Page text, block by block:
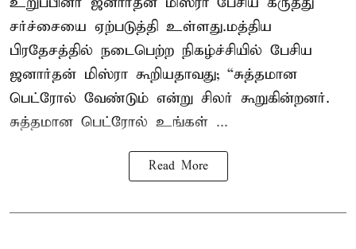
சர்ச்சையை ஏற்படுத்தி உள்ளது.மத்திய
பிரதேசத்தில் நடைபெற்ற நிகழ்ச்சியில் பேசிய
ஜனார்தன் மிஸ்ரா கூறியதாவது; “சுத்தமான
பெட்ரோல் வேண்டும் என்று சிலர் கூறுகின்றனர்.
சுத்தமான பெட்ரோல் உங்கள் ...
Read More